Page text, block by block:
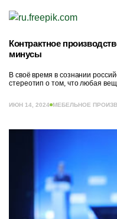
Контрактное
минусы
В своё время в сознании
стереотип о том, что любая
ИЮН 14, 2024 МЕБЕЛЬНОЕ